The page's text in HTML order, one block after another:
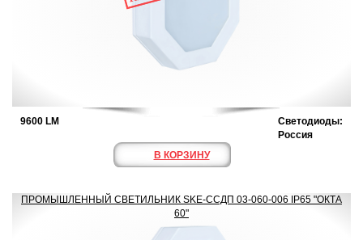
9600 LM
Светодиоды:
Россия
В КОРЗИНУ
ПРОМЫШЛЕННЫЙ СВЕТИЛЬНИК SKE-ССДП 03-060-006 IP65 "ОКТА
60"